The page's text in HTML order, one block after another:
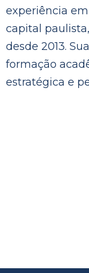
experiência
capital
desde 2013.
formação
estratégica e